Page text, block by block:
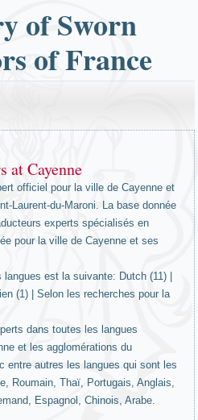
of Sworn
of France
at Cayenne
officiel pour la ville de Cayenne et
Laurent-du-Maroni. La base donnée
experts spécialisés en
pour la ville de Cayenne et ses
est la suivante: Dutch (11) |
(1) | Selon les recherches pour la
dans toutes les langues
et les agglomérations du
entre autres les langues qui sont les
Roumain, Thaï, Portugais, Anglais,
Espagnol, Chinois, Arabe.